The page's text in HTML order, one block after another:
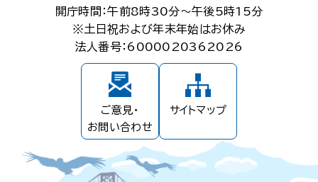
開庁時間：午前8時30分～午後5時15分
※土日祝および年末年始はお休み
法人番号：6000020362026
ご意見・
お問い合わせ
サイトマップ